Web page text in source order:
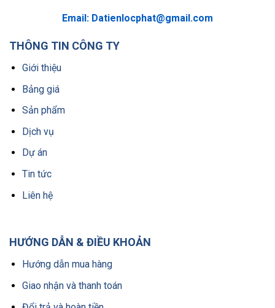
Email: Datienlocphat@gmail.com
THÔNG TIN CÔNG TY
Giới thiệu
Bảng giá
Sản phẩm
Dịch vụ
Dự án
Tin tức
Liên hệ
HƯỚNG DẪN & ĐIỀU KHOẢN
Hướng dẫn mua hàng
Giao nhận và thanh toán